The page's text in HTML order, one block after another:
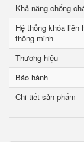
Khả năng chống
Hệ thống khóa liên
thông minh
Thương hiệu
Bảo hành
Chi tiết sản phẩm